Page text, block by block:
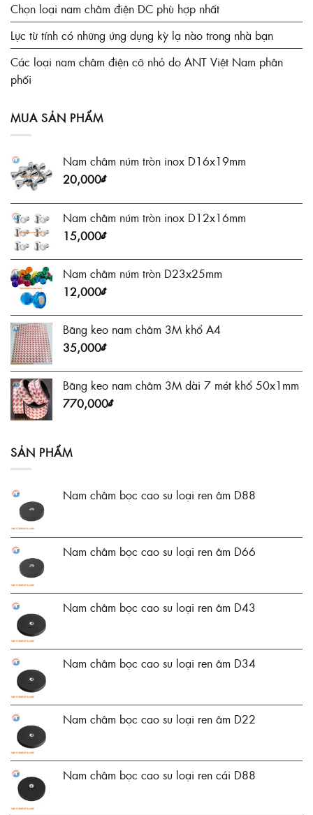
Chọn loại nam châm điện DC phù hợp nhất
Lực từ tính có những ứng dụng kỳ lạ nào trong nhà bạn
Các loại nam châm điện cỡ nhỏ do ANT Việt Nam phân
phối
MUA SẢN PHẨM
Nam châm núm tròn inox D16x19mm
20,000₫
Nam châm núm tròn inox D12x16mm
15,000₫
Nam châm núm tròn D23x25mm
12,000₫
Băng keo nam châm 3M khổ A4
35,000₫
Băng keo nam châm 3M dài 7 mét khổ 50x1mm
770,000₫
SẢN PHẨM
Nam châm bọc cao su loại ren âm D88
Nam châm bọc cao su loại ren âm D66
Nam châm bọc cao su loại ren âm D43
Nam châm bọc cao su loại ren âm D34
Nam châm bọc cao su loại ren âm D22
Nam châm bọc cao su loại ren cái D88